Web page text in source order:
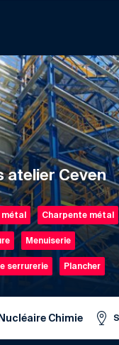
atelier Ceven
métal Charpente métal
Menuiserie
serrurerie Plancher
Chimie